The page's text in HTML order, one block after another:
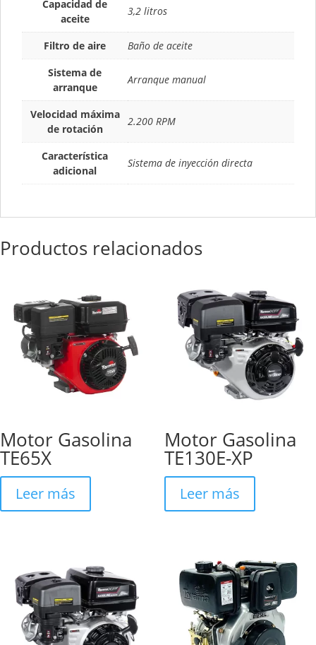
Capacidad de
aceite
3,2 litros
Filtro de aire
Baño de aceite
Sistema de
arranque
Arranque manual
Velocidad máxima
de rotación
2.200 RPM
Característica
adicional
Sistema de inyección directa
Productos relacionados
Motor Gasolina
TE65X
Leer más
Motor Gasolina
TE130E-XP
Leer más